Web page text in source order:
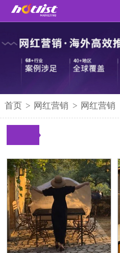
首页 > 网红营销 > 网红营销